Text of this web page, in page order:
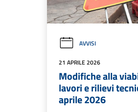
AVVISI
21 APRILE 2026
Modifiche alla
lavori e rilievi
aprile 2026